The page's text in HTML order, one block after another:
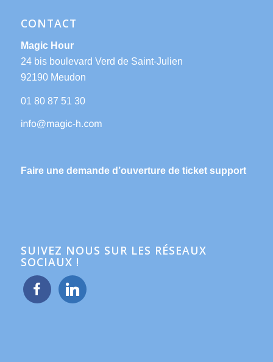
CONTACT
Magic Hour
24 bis boulevard Verd de Saint-Julien
92190 Meudon
01 80 87 51 30
Faire une demande d’ouverture de ticket support
SUIVEZ NOUS SUR LES RÉSEAUX
SOCIAUX !
facebook linkedin